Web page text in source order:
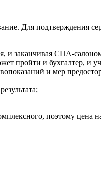
Для подтверждения
и заканчивая СПА-
пройти и бухгалтер, и
и мер
поэтому цена